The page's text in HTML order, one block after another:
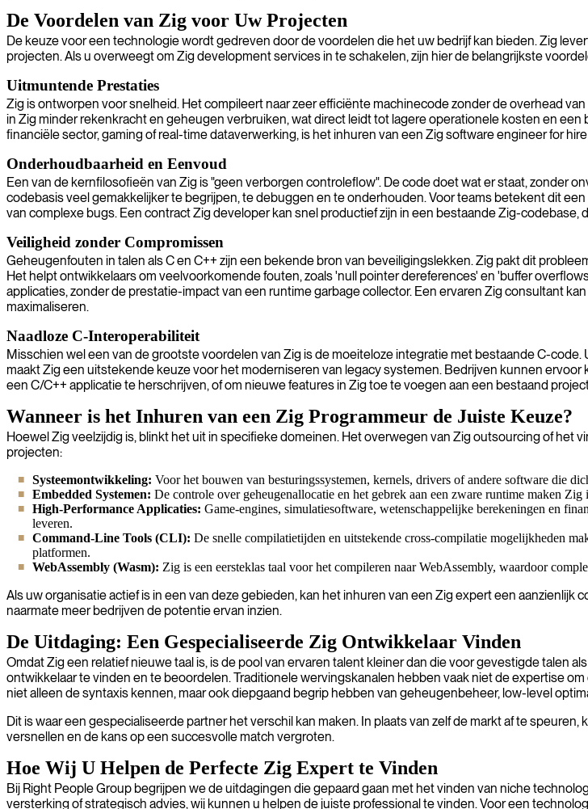
De Voordelen van Zig voor Uw Projecten
De keuze voor een technologie wordt gedreven door de voordelen die het uw bedrijf kan bieden. Zig
projecten. Als u overweegt om Zig development services in te schakelen, zijn hier de belangrijkste
Uitmuntende Prestaties
Zig is ontworpen voor snelheid. Het compileert naar zeer efficiënte machinecode zonder de overhead
in Zig minder rekenkracht en geheugen verbruiken, wat direct leidt tot lagere operationele kosten en
financiële sector, gaming of real-time dataverwerking, is het inhuren van een Zig software engineer for
Onderhoudbaarheid en Eenvoud
Een van de kernfilosofieën van Zig is "geen verborgen controleflow". De code doet wat er staat, zonder
codebasis veel gemakkelijker te begrijpen, te debuggen en te onderhouden. Voor teams betekent dit
van complexe bugs. Een contract Zig developer kan snel productief zijn in een bestaande Zig-codebase,
Veiligheid zonder Compromissen
Geheugenfouten in talen als C en C++ zijn een bekende bron van beveiligingslekken. Zig pakt dit
Het helpt ontwikkelaars om veelvoorkomende fouten, zoals 'null pointer dereferences' en 'buffer
applicaties, zonder de prestatie-impact van een runtime garbage collector. Een ervaren Zig consultant
maximaliseren.
Naadloze C-Interoperabiliteit
Misschien wel een van de grootste voordelen van Zig is de moeiteloze integratie met bestaande C-
maakt Zig een uitstekende keuze voor het moderniseren van legacy systemen. Bedrijven kunnen
een C/C++ applicatie te herschrijven, of om nieuwe features in Zig toe te voegen aan een bestaand
Wanneer is het Inhuren van een Zig Programmeur de Juiste Keuze?
Hoewel Zig veelzijdig is, blinkt het uit in specifieke domeinen. Het overwegen van Zig outsourcing of
projecten:
Systeemontwikkeling: Voor het bouwen van besturingssystemen, kernels, drivers of andere software die
Embedded Systemen: De controle over geheugenallocatie en het gebrek aan een zware runtime maken
High-Performance Applicaties: Game-engines, simulatiesoftware, wetenschappelijke berekeningen en
leveren.
Command-Line Tools (CLI): De snelle compilatietijden en uitstekende cross-compilatie mogelijkheden
platformen.
WebAssembly (Wasm): Zig is een eersteklas taal voor het compileren naar WebAssembly, waardoor
Als uw organisatie actief is in een van deze gebieden, kan het inhuren van een Zig expert een
naarmate meer bedrijven de potentie ervan inzien.
De Uitdaging: Een Gespecialiseerde Zig Ontwikkelaar Vinden
Omdat Zig een relatief nieuwe taal is, is de pool van ervaren talent kleiner dan die voor gevestigde talen
ontwikkelaar te vinden en te beoordelen. Traditionele wervingskanalen hebben vaak niet de expertise
niet alleen de syntaxis kennen, maar ook diepgaand begrip hebben van geheugenbeheer, low-level
Dit is waar een gespecialiseerde partner het verschil kan maken. In plaats van zelf de markt af te
versnellen en de kans op een succesvolle match vergroten.
Hoe Wij U Helpen de Perfecte Zig Expert te Vinden
Bij Right People Group begrijpen we de uitdagingen die gepaard gaan met het vinden van niche
versterking of strategisch advies, wij kunnen u helpen de juiste professional te vinden. Voor een